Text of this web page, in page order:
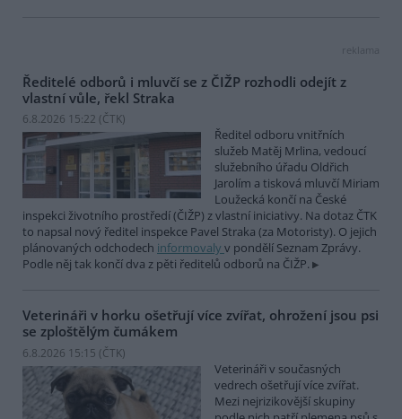
reklama
Ředitelé odborů i mluvčí se z ČIŽP rozhodli odejít z
vlastní vůle, řekl Straka
6.8.2026 15:22 (ČTK)
Ředitel odboru vnitřních
služeb Matěj Mrlina, vedoucí
služebního úřadu Oldřich
Jarolím a tisková mluvčí Miriam
Loužecká končí na České
inspekci životního prostředí (ČIŽP) z vlastní iniciativy. Na dotaz ČTK
to napsal nový ředitel inspekce Pavel Straka (za Motoristy). O jejich
plánovaných odchodech informovaly v pondělí Seznam Zprávy.
Podle něj tak končí dva z pěti ředitelů odborů na ČIŽP.
Veterináři v horku ošetřují více zvířat, ohrožení jsou psi
se zploštělým čumákem
6.8.2026 15:15 (ČTK)
Veterináři v současných
vedrech ošetřují více zvířat.
Mezi nejrizikovější skupiny